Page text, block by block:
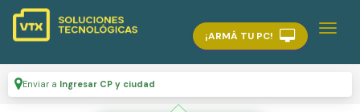
¡ARMÁ TU PC!
Enviar a Ingresar CP y ciudad